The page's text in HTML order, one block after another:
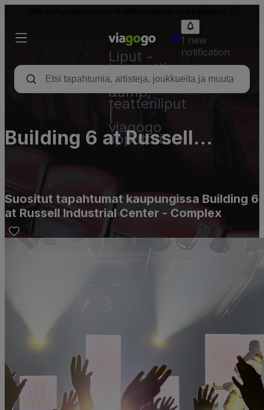
Liput -
konsertti,
urheilu
&amp;
teatteriliput
viagogo
lipputori
1 new
notification
Building 6 at Russell
Suositut tapahtumat kaupungissa Building 6
at Russell Industrial Center - Complex